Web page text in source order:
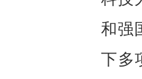
和强
下多